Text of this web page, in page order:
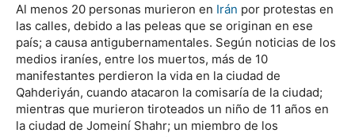
Al menos 20 personas murieron en Irán por protestas en
las calles, debido a las peleas que se originan en ese
país; a causa antigubernamentales. Según noticias de los
medios iraníes, entre los muertos, más de 10
manifestantes perdieron la vida en la ciudad de
Qahderiyán, cuando atacaron la comisaría de la ciudad;
mientras que murieron tiroteados un niño de 11 años en
la ciudad de Jomeiní Shahr; un miembro de los